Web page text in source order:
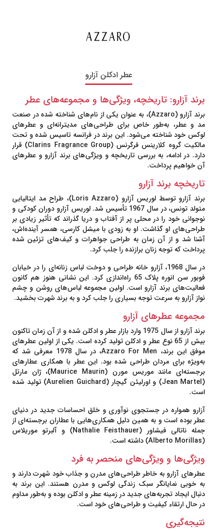
عطر ادکلن آزارو
برند آزارو: تاریخچه، ویژگی‌ها و مجموعه‌های عطر
برند آزارو (Azzaro)
، به عنوان یکی از نام‌های شناخته شده در صنعت
مد و عطر، به‌طور خاص برای طراحی‌های مدیترانه‌ای و عطرهای
لوکس خود شناخته می‌شود. این برند در فرانسه تاسیس شده و تحت
مالکیت گروه کلارینس فرگرنس (Clarins Fragrance Group) قرار
دارد. در ادامه، به بررسی تاریخچه و ویژگی‌های برند آزارو و عطرهای
آن خواهیم پرداخت.
تاریخچه برند آزارو
برند آزارو توسط لوریس آزارو (Loris Azzaro)، طراح مد ایتالیایی
متولد تونس، در سال 1967 تأسیس شد. لوریس آزارو دوران کودکی و
نوجوانی خود را در محلی پر از آفتاب و دریا گذراند که تأثیر زیادی بر
طراحی‌های او گذاشت. او به زودی با میشل کارسی، همسر آینده‌اش،
آشنا شد و از آن زمان به طراحی جواهرات و کیف‌های تزئین شده
پرداخت که توجه زنان برازنده را جلب کرد.
در سال 1968، آزارو خانه طراحی و دوخت لباس زنانه‌ای را در خیابان
فوبور سن انوره پلاک 65 راه‌اندازی کرد. این نشانی هنوز هم کانون
فعالیت‌های برند آزارو است. اولین مجموعه لباس‌های روشن و چشم
نواز آزارو به سرعت توجه بسیاری را جلب کرد و به برند شهرت بخشید.
مجموعه عطرهای آزارو
برند آزارو از سال 1975 وارد بازار عطر و ادکلن شده و از آن زمان تاکنون
بیش از 65 نوع عطر و ادکلن تولید کرده است. یکی از اولین عطرهای
موفق این برند، Azzaro For Men
، در سال 1978 معرفی شد که
به‌ویژه برای مردان طراحی شده بود. این عطر با همکاری عطارهای
برجسته‌ای مانند موریس مورن (Maurice Maurin)، ژان مارتل
(Jean Martel) و اورلیئن گیچار (Aurelien Guichard) تولید شده
است.
آزارو همواره در جستجوی نوآوری و خلق احساسات جدید در دنیای
عطر بوده است و به همین دلیل همکاری‌هایی با عطاران برجسته‌ای از
جمله ناتالی فیشاور (Nathalie Feisthauer) و آلبرتو موریلاس
(Alberto Morillas) داشته است.
ویژگی‌ها و ویژگی‌های منحصر به فرد
عطرهای آزارو به خاطر طراحی‌های مدرن و جذاب خود شهرت دارند و
به خوبی نمایانگر سبک زندگی لوکس و مدرن هستند. این برند به
دنبال ایجاد تجربه‌های جدید در زمینه عطر و ادکلن بوده و به‌طور مداوم
در حال ارتقاء کیفیت و طراحی‌های خود است.
نتیجه‌گیری